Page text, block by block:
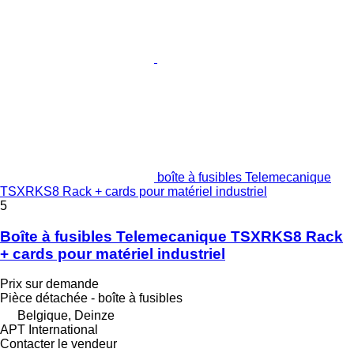
boîte à fusibles Telemecanique
TSXRKS8 Rack + cards pour matériel industriel
5
Boîte à fusibles Telemecanique TSXRKS8 Rack
+ cards pour matériel industriel
Prix sur demande
Pièce détachée - boîte à fusibles
Belgique, Deinze
APT International
Contacter le vendeur